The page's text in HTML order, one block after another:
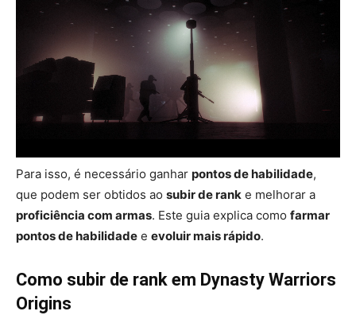
Para isso, é necessário ganhar pontos de habilidade,
que podem ser obtidos ao subir de rank e melhorar a
proficiência com armas. Este guia explica como farmar
pontos de habilidade e evoluir mais rápido.
Como subir de rank em Dynasty Warriors
Origins